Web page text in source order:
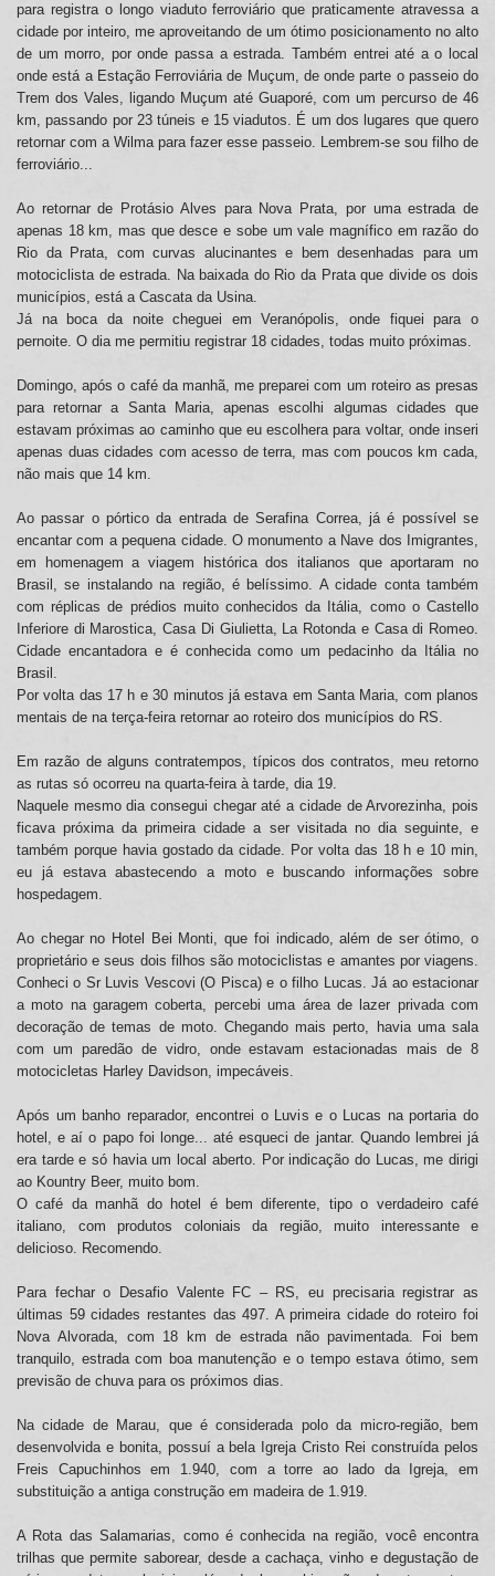
para registra o longo viaduto ferroviário que praticamente atravessa a
cidade por inteiro, me aproveitando de um ótimo posicionamento no alto
de um morro, por onde passa a estrada. Também entrei até a o local
onde está a Estação Ferroviária de Muçum, de onde parte o passeio do
Trem dos Vales, ligando Muçum até Guaporé, com um percurso de 46
km, passando por 23 túneis e 15 viadutos. É um dos lugares que quero
retornar com a Wilma para fazer esse passeio. Lembrem-se sou filho de
ferroviário...
Ao retornar de Protásio Alves para Nova Prata, por uma estrada de
apenas 18 km, mas que desce e sobe um vale magnífico em razão do
Rio da Prata, com curvas alucinantes e bem desenhadas para um
motociclista de estrada. Na baixada do Rio da Prata que divide os dois
municípios, está a Cascata da Usina.
Já na boca da noite cheguei em Veranópolis, onde fiquei para o
pernoite. O dia me permitiu registrar 18 cidades, todas muito próximas.
Domingo, após o café da manhã, me preparei com um roteiro as presas
para retornar a Santa Maria, apenas escolhi algumas cidades que
estavam próximas ao caminho que eu escolhera para voltar, onde inseri
apenas duas cidades com acesso de terra, mas com poucos km cada,
não mais que 14 km.
Ao passar o pórtico da entrada de Serafina Correa, já é possível se
encantar com a pequena cidade. O monumento a Nave dos Imigrantes,
em homenagem a viagem histórica dos italianos que aportaram no
Brasil, se instalando na região, é belíssimo. A cidade conta também
com réplicas de prédios muito conhecidos da Itália, como o Castello
Inferiore di Marostica, Casa Di Giulietta, La Rotonda e Casa di Romeo.
Cidade encantadora e é conhecida como um pedacinho da Itália no
Brasil.
Por volta das 17 h e 30 minutos já estava em Santa Maria, com planos
mentais de na terça-feira retornar ao roteiro dos municípios do RS.
Em razão de alguns contratempos, típicos dos contratos, meu retorno
as rutas só ocorreu na quarta-feira à tarde, dia 19.
Naquele mesmo dia consegui chegar até a cidade de Arvorezinha, pois
ficava próxima da primeira cidade a ser visitada no dia seguinte, e
também porque havia gostado da cidade. Por volta das 18 h e 10 min,
eu já estava abastecendo a moto e buscando informações sobre
hospedagem.
Ao chegar no Hotel Bei Monti, que foi indicado, além de ser ótimo, o
proprietário e seus dois filhos são motociclistas e amantes por viagens.
Conheci o Sr Luvis Vescovi (O Pisca) e o filho Lucas. Já ao estacionar
a moto na garagem coberta, percebi uma área de lazer privada com
decoração de temas de moto. Chegando mais perto, havia uma sala
com um paredão de vidro, onde estavam estacionadas mais de 8
motocicletas Harley Davidson, impecáveis.
Após um banho reparador, encontrei o Luvis e o Lucas na portaria do
hotel, e aí o papo foi longe... até esqueci de jantar. Quando lembrei já
era tarde e só havia um local aberto. Por indicação do Lucas, me dirigi
ao Kountry Beer, muito bom.
O café da manhã do hotel é bem diferente, tipo o verdadeiro café
italiano, com produtos coloniais da região, muito interessante e
delicioso. Recomendo.
Para fechar o Desafio Valente FC – RS, eu precisaria registrar as
últimas 59 cidades restantes das 497. A primeira cidade do roteiro foi
Nova Alvorada, com 18 km de estrada não pavimentada. Foi bem
tranquilo, estrada com boa manutenção e o tempo estava ótimo, sem
previsão de chuva para os próximos dias.
Na cidade de Marau, que é considerada polo da micro-região, bem
desenvolvida e bonita, possuí a bela Igreja Cristo Rei construída pelos
Freis Capuchinhos em 1.940, com a torre ao lado da Igreja, em
substituição a antiga construção em madeira de 1.919.
A Rota das Salamarias, como é conhecida na região, você encontra
trilhas que permite saborear, desde a cachaça, vinho e degustação de